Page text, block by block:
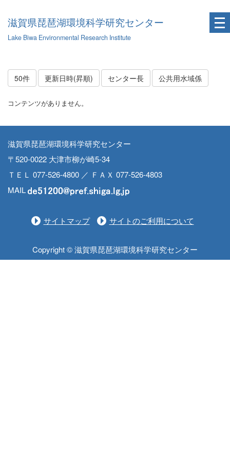
滋賀県琵琶湖環境科学研究センター
Lake Biwa Environmental Research Institute
50件 更新日時(昇順) センター長 公共用水域係
コンテンツがありません。
滋賀県琵琶湖環境科学研究センター
〒520-0022 大津市柳が崎5-34
ＴＥＬ 077-526-4800 ／ ＦＡＸ 077-526-4803
MAIL
サイトマップ サイトのご利用について
Copyright © 滋賀県琵琶湖環境科学研究センター